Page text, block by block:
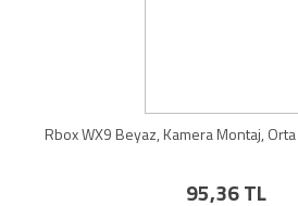
Rbox WX9 Beyaz, Kamera Montaj,
95,36 TL